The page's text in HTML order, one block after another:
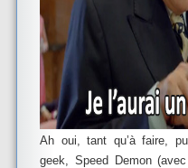
Ah oui, tant qu’à faire,
geek, Speed Demon